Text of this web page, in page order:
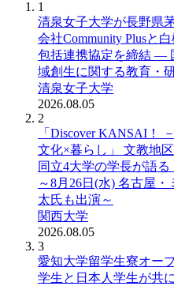
1
清泉女子大学が長野県
会社Community Plusと
包括連携協定を締結 ―
域創生に関する教育・
清泉女子大学
2026.08.05
2
「Discover KANSAI！
文化×暮らし」 文教地
同立4大学の学長が語る
～8月26日(水) 名古屋
太氏も出演～
関西大学
2026.08.05
3
愛知大学留学生寮オー
学生と日本人学生が共